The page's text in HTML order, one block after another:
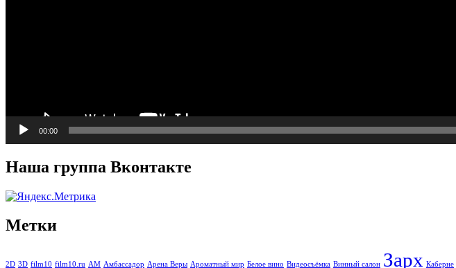
00:00
Наша группа Вконтакте
Метки
2D 3D film10 film10.ru АМ Амбассадор Арена Веры Ароматный мир Белое вино Видеосъёмка Винный салон Зарх Каберне